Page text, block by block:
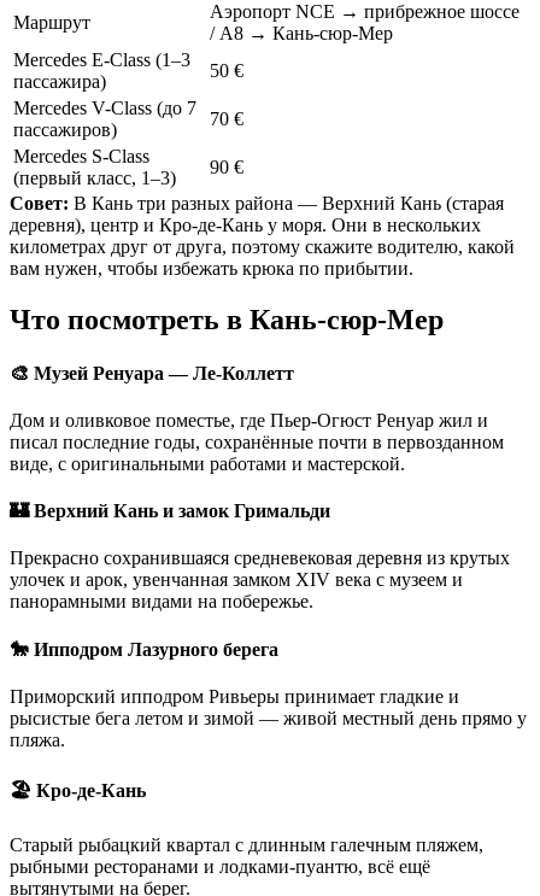
Маршрут
Аэропорт NCE → прибрежное шоссе
/ A8 → Кань-сюр-Мер
Mercedes E-Class (1–3
пассажира)
50 €
Mercedes V-Class (до 7
пассажиров)
70 €
Mercedes S-Class
(первый класс, 1–3)
90 €
Совет: В Кань три разных района — Верхний Кань (старая
деревня), центр и Кро-де-Кань у моря. Они в нескольких
километрах друг от друга, поэтому скажите водителю, какой
вам нужен, чтобы избежать крюка по прибытии.
Что посмотреть в Кань-сюр-Мер
🎨 Музей Ренуара — Ле-Коллетт
Дом и оливковое поместье, где Пьер-Огюст Ренуар жил и
писал последние годы, сохранённые почти в первозданном
виде, с оригинальными работами и мастерской.
🏰 Верхний Кань и замок Гримальди
Прекрасно сохранившаяся средневековая деревня из крутых
улочек и арок, увенчанная замком XIV века с музеем и
панорамными видами на побережье.
🐎 Ипподром Лазурного берега
Приморский ипподром Ривьеры принимает гладкие и
рысистые бега летом и зимой — живой местный день прямо у
пляжа.
🏖️ Кро-де-Кань
Старый рыбацкий квартал с длинным галечным пляжем,
рыбными ресторанами и лодками-пуантю, всё ещё
вытянутыми на берег.